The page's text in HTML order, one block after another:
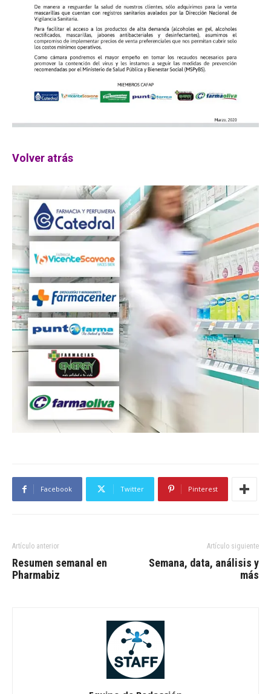
Volver atrás
Facebook Twitter Pinterest
Artículo anterior
Resumen semanal en
Pharmabiz
Artículo siguiente
Semana, data, análisis y
más